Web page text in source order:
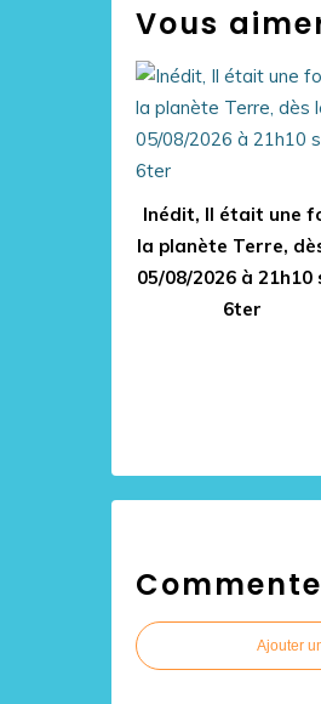
Vous
Inédit, Il était une
la planète Terre,
05/08/2026 à 21h10
6ter
Ajouter